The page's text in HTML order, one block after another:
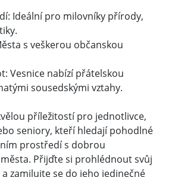
Ideální pro milovníky přírody,
s veškerou občanskou
Vesnice nabízí přátelskou
sousedskými vztahy.
příležitostí pro jednotlivce,
seniory, kteří hledají pohodlné
prostředí s dobrou
Přijďte si prohlédnout svůj
zamilujte se do jeho jedinečné